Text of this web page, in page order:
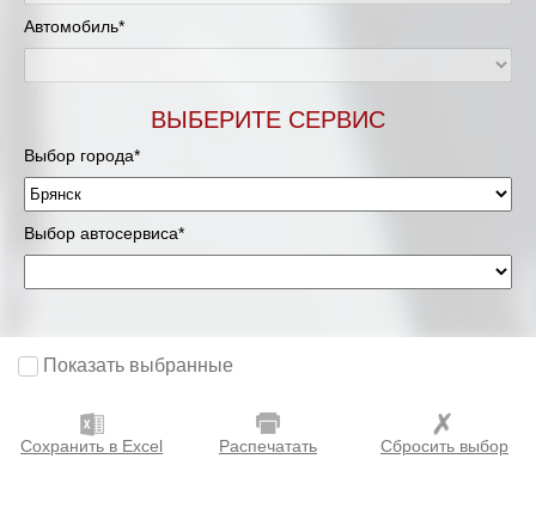
Автомобиль*
ВЫБЕРИТЕ СЕРВИС
Выбор города*
Выбор автосервиса*
Показать выбранные
Сохранить в Excel Распечатать Сбросить выбор